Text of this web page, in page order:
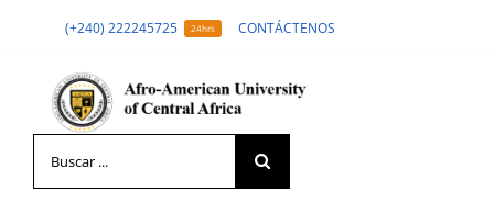
content
(+240) 222245725 24hrs CONTÁCTENOS
for: